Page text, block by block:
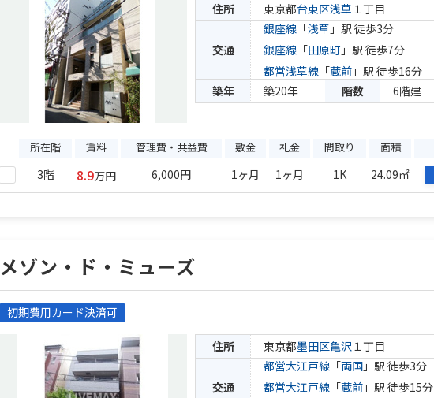
住所 東京都台東区浅草 １丁目
交通
銀座線 「浅草 」駅 徒歩3分
銀座線 「田原町 」駅 徒歩7分
都営浅草線 「蔵前 」駅 徒歩16分
築年
築20年 階数 6階建
所在階 賃料 管理費・共益費 敷金 礼金 間取り 面積
3階 8.9万円 6,000円 1ヶ月 1ヶ月 1K 24.09㎡
メゾン・ド・ミューズ
初期費用カード決済可
住所 東京都墨田区亀沢１丁目
交通
都営大江戸線 「両国 」駅 徒歩3分
都営大江戸線 「蔵前 」駅 徒歩15分